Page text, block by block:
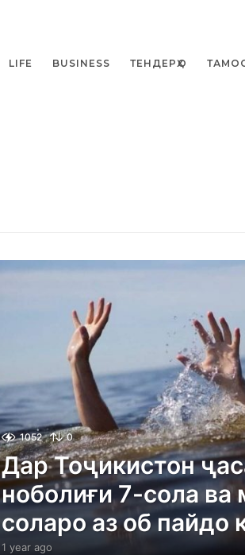
LIFE BUSINESS ТЕНДЕРҲО
1052 0
Дар Тоҷикистон
ноболиғи 7-сола ва
соларо аз об пайдо
1 year ago